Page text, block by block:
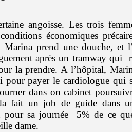
angoisse. Les trois
économiques
prend une douche, et
après un tramway qui
la prendre. A l’hôpital,
pour payer le cardiologue qui
dans on cabinet
fait un job de guide dans
pour sa journée
5% de ce
dame.